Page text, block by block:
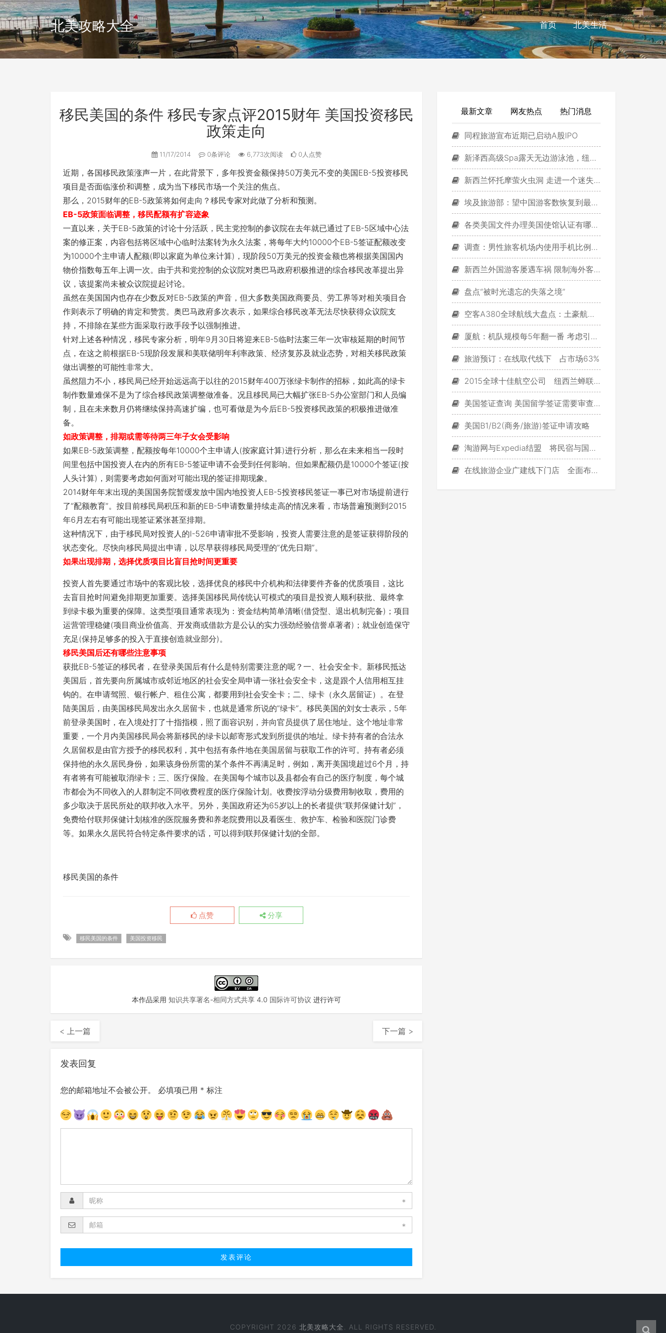
北美攻略大全 首页 北美生活
移民美国的条件 移民专家点评2015财年 美国投资移民
政策走向
11/17/2014 0条评论 6,773次阅读 0人点赞
近期，各国移民政策涨声一片，在此背景下，多年投资金额保持50万美元不变的美国EB-5投资移民
项目是否面临涨价和调整，成为当下移民市场一个关注的焦点。
那么，2015财年的EB-5政策将如何走向？移民专家对此做了分析和预测。
EB-5政策面临调整，移民配额有扩容迹象
一直以来，关于EB-5政策的讨论十分活跃，民主党控制的参议院在去年就已通过了EB-5区域中心法
案的修正案，内容包括将区域中心临时法案转为永久法案，将每年大约10000个EB-5签证配额改变
为10000个主申请人配额(即以家庭为单位来计算)，现阶段50万美元的投资金额也将根据美国国内
物价指数每五年上调一次。由于共和党控制的众议院对奥巴马政府积极推进的综合移民改革提出异
议，该提案尚未被众议院提起讨论。
虽然在美国国内也存在少数反对EB-5政策的声音，但大多数美国政商要员、劳工界等对相关项目合
作则表示了明确的肯定和赞赏。奥巴马政府多次表示，如果综合移民改革无法尽快获得众议院支
持，不排除在某些方面采取行政手段予以强制推进。
针对上述各种情况，移民专家分析，明年9月30日将迎来EB-5临时法案三年一次审核延期的时间节
点，在这之前根据EB-5现阶段发展和美联储明年利率政策、经济复苏及就业态势，对相关移民政策
做出调整的可能性非常大。
虽然阻力不小，移民局已经开始远远高于以往的2015财年400万张绿卡制作的招标，如此高的绿卡
制作数量难保不是为了综合移民政策调整做准备。况且移民局已大幅扩张EB-5办公室部门和人员编
制，且在未来数月仍将继续保持高速扩编，也可看做是为今后EB-5投资移民政策的积极推进做准
备。
如政策调整，排期或需等待两三年子女会受影响
如果EB-5政策调整，配额按每年10000个主申请人(按家庭计算)进行分析，那么在未来相当一段时
间里包括中国投资人在内的所有EB-5签证申请不会受到任何影响。但如果配额仍是10000个签证(按
人头计算)，则需要考虑如何面对可能出现的签证排期现象。
2014财年年末出现的美国国务院暂缓发放中国内地投资人EB-5投资移民签证一事已对市场提前进行
了”配额教育”。按目前移民局积压和新的EB-5申请数量持续走高的情况来看，市场普遍预测到2015
年6月左右有可能出现签证紧张甚至排期。
这种情况下，由于移民局对投资人的I-526申请审批不受影响，投资人需要注意的是签证获得阶段的
状态变化。尽快向移民局提出申请，以尽早获得移民局受理的”优先日期”。
如果出现排期，选择优质项目比盲目抢时间更重要
投资人首先要通过市场中的客观比较，选择优良的移民中介机构和法律要件齐备的优质项目，这比
去盲目抢时间避免排期更加重要。选择美国移民局传统认可模式的项目是投资人顺利获批、最终拿
到绿卡极为重要的保障。这类型项目通常表现为：资金结构简单清晰(借贷型、退出机制完备)；项目
运营管理稳健(项目商业价值高、开发商或借款方是公认的实力强劲经验信誉卓著者)；就业创造保守
充足(保持足够多的投入于直接创造就业部分)。
移民美国后还有哪些注意事项
获批EB-5签证的移民者，在登录美国后有什么是特别需要注意的呢？一、社会安全卡。新移民抵达
美国后，首先要向所属城市或邻近地区的社会安全局申请一张社会安全卡，这是跟个人信用相互挂
钩的。在申请驾照、银行帐户、租住公寓，都要用到社会安全卡；二、绿卡（永久居留证）。在登
陆美国后，由美国移民局发出永久居留卡，也就是通常所说的”绿卡”。移民美国的刘女士表示，5年
前登录美国时，在入境处打了十指指模，照了面容识别，并向官员提供了居住地址。这个地址非常
重要，一个月内美国移民局会将新移民的绿卡以邮寄形式发到所提供的地址。绿卡持有者的合法永
久居留权是由官方授予的移民权利，其中包括有条件地在美国居留与获取工作的许可。持有者必须
保持他的永久居民身份，如果该身份所需的某个条件不再满足时，例如，离开美国境超过6个月，持
有者将有可能被取消绿卡；三、医疗保险。在美国每个城市以及县都会有自己的医疗制度，每个城
市都会为不同收入的人群制定不同收费程度的医疗保险计划。收费按浮动分级费用制收取，费用的
多少取决于居民所处的联邦收入水平。另外，美国政府还为65岁以上的长者提供”联邦保健计划”，
免费给付联邦保健计划核准的医院服务费和养老院费用以及看医生、救护车、检验和医院门诊费
等。如果永久居民符合特定条件要求的话，可以得到联邦保健计划的全部。
移民美国的条件
点赞 分享
移民美国的条件 美国投资移民
本作品采用 知识共享署名-相同方式共享 4.0 国际许可协议 进行许可
< 上一篇 下一篇 >
发表回复
您的邮箱地址不会被公开。 必填项已用 * 标注
*
*
最新文章 网友热点 热门消息
同程旅游宣布近期已启动A股IPO
新泽西高级Spa露天无边游泳池，纽约美景尽收眼底
新西兰怀托摩萤火虫洞 走进一个迷失的世界
埃及旅游部：望中国游客数恢复到最高水平
各类美国文件办理美国使馆认证有哪些须知
调查：男性旅客机场内使用手机比例高于女性
新西兰外国游客屡遇车祸 限制海外客驾车呼声高
盘点“被时光遗忘的失落之境”
空客A380全球航线大盘点：土豪航空近40条
厦航：机队规模每5年翻一番 考虑引进787-9
旅游预订：在线取代线下 占市场63%
2015全球十佳航空公司 纽西兰蝉联第1、长荣第7
美国签证查询 美国留学签证需要审查哪些内容
美国B1/B2(商务/旅游)签证申请攻略
淘游网与Expedia结盟 将民宿与国际接轨
在线旅游企业广建线下门店 全面布局O2O
COPYRIGHT 2026 北美攻略大全 . ALL RIGHTS RESERVED.